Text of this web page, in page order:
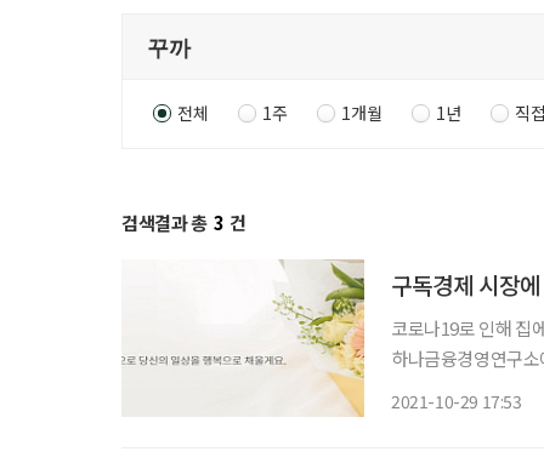
전체 1주 1개월 1년 직
검색결과 총 3 건
구독경제 시장
코로나19로 인해 집
하나금융경영연구
2021-10-29 17:53